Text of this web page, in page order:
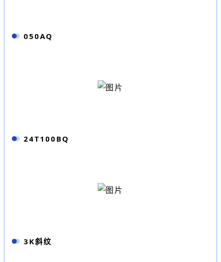
050AQ
24T100BQ
3K斜纹